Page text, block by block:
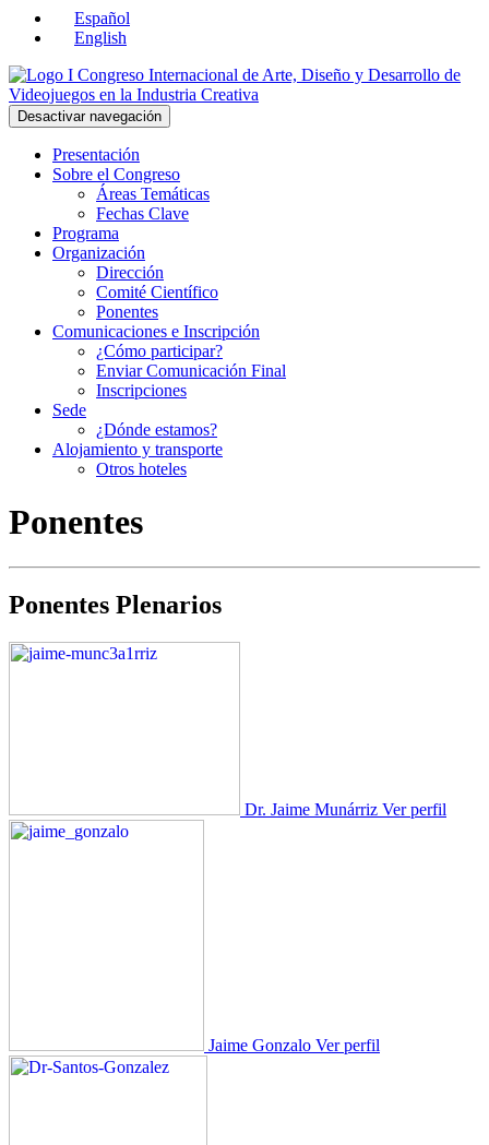
Español
English
Desactivar navegación
Presentación
Sobre el Congreso
Áreas Temáticas
Fechas Clave
Programa
Organización
Dirección
Comité Científico
Ponentes
Comunicaciones e Inscripción
¿Cómo participar?
Enviar Comunicación Final
Inscripciones
Sede
¿Dónde estamos?
Alojamiento y transporte
Otros hoteles
Ponentes
Ponentes Plenarios
Dr. Jaime Munárriz Ver perfil
Jaime Gonzalo Ver perfil